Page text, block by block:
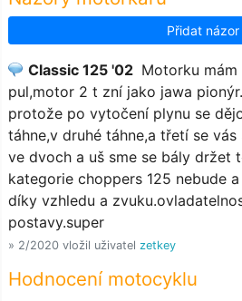
Přidat názor
Classic 125 '02 Motorku
pul,motor 2 t zní jako jawa
protože po vytočení plynu se
táhne,v druhé táhne,a třetí se
ve dvoch a uš sme se bály držet
kategorie choppers 125 nebude
díky vzhledu a
postavy.super
» 2/2020 vložil uživatel zetkey
Hodnocení motocyklu